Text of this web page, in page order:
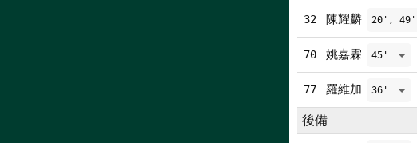
32 陳耀麟 20', 49'
70 姚嘉霖 45'
77 羅維加 36'
後備